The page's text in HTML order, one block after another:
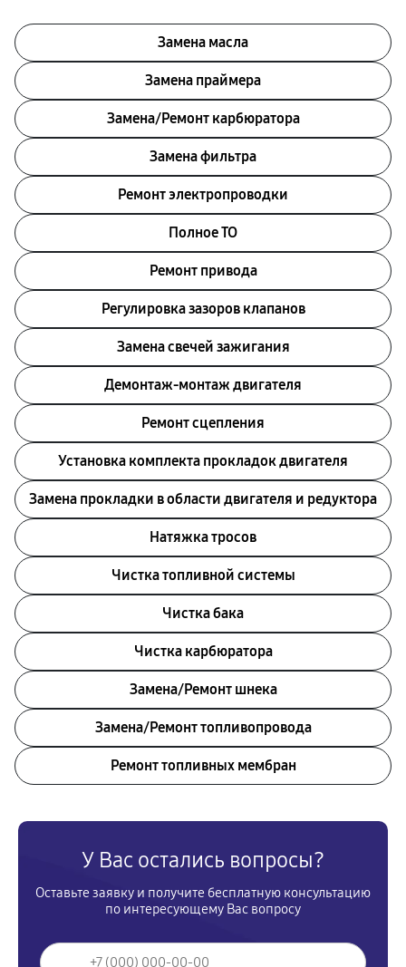
Замена масла
Замена праймера
Замена/Pемонт карбюратора
Замена фильтра
Ремонт электропроводки
Полное ТО
Ремонт привода
Регулировка зазоров клапанов
Замена свечей зажигания
Демонтаж-монтаж двигателя
Ремонт сцепления
Установка комплекта прокладок двигателя
Замена прокладки в области двигателя и редуктора
Натяжка тросов
Чистка топливной системы
Чистка бака
Чистка карбюратора
Замена/Pемонт шнека
Замена/Pемонт топливопровода
Ремонт топливных мембран
У Вас остались вопросы?
Оставьте заявку и получите бесплатную консультацию
по интересующему Вас вопросу